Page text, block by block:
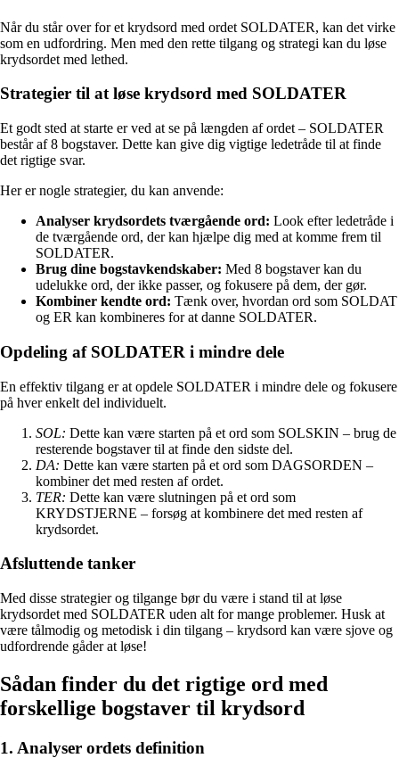
Når du står over for et krydsord med ordet SOLDATER, kan det virke
som en udfordring. Men med den rette tilgang og strategi kan du løse
krydsordet med lethed.
Strategier til at løse krydsord med SOLDATER
Et godt sted at starte er ved at se på længden af ordet – SOLDATER
består af 8 bogstaver. Dette kan give dig vigtige ledetråde til at finde
det rigtige svar.
Her er nogle strategier, du kan anvende:
Analyser krydsordets tværgående ord: Look efter ledetråde i
de tværgående ord, der kan hjælpe dig med at komme frem til
SOLDATER.
Brug dine bogstavkendskaber: Med 8 bogstaver kan du
udelukke ord, der ikke passer, og fokusere på dem, der gør.
Kombiner kendte ord: Tænk over, hvordan ord som SOLDAT
og ER kan kombineres for at danne SOLDATER.
Opdeling af SOLDATER i mindre dele
En effektiv tilgang er at opdele SOLDATER i mindre dele og fokusere
på hver enkelt del individuelt.
SOL: Dette kan være starten på et ord som SOLSKIN – brug de
resterende bogstaver til at finde den sidste del.
DA: Dette kan være starten på et ord som DAGSORDEN –
kombiner det med resten af ordet.
TER: Dette kan være slutningen på et ord som
KRYDSTJERNE – forsøg at kombinere det med resten af
krydsordet.
Afsluttende tanker
Med disse strategier og tilgange bør du være i stand til at løse
krydsordet med SOLDATER uden alt for mange problemer. Husk at
være tålmodig og metodisk i din tilgang – krydsord kan være sjove og
udfordrende gåder at løse!
Sådan finder du det rigtige ord med
forskellige bogstaver til krydsord
1. Analyser ordets definition